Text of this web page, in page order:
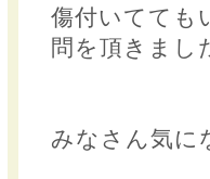
傷付いてても
問を頂きまし
みなさん気に